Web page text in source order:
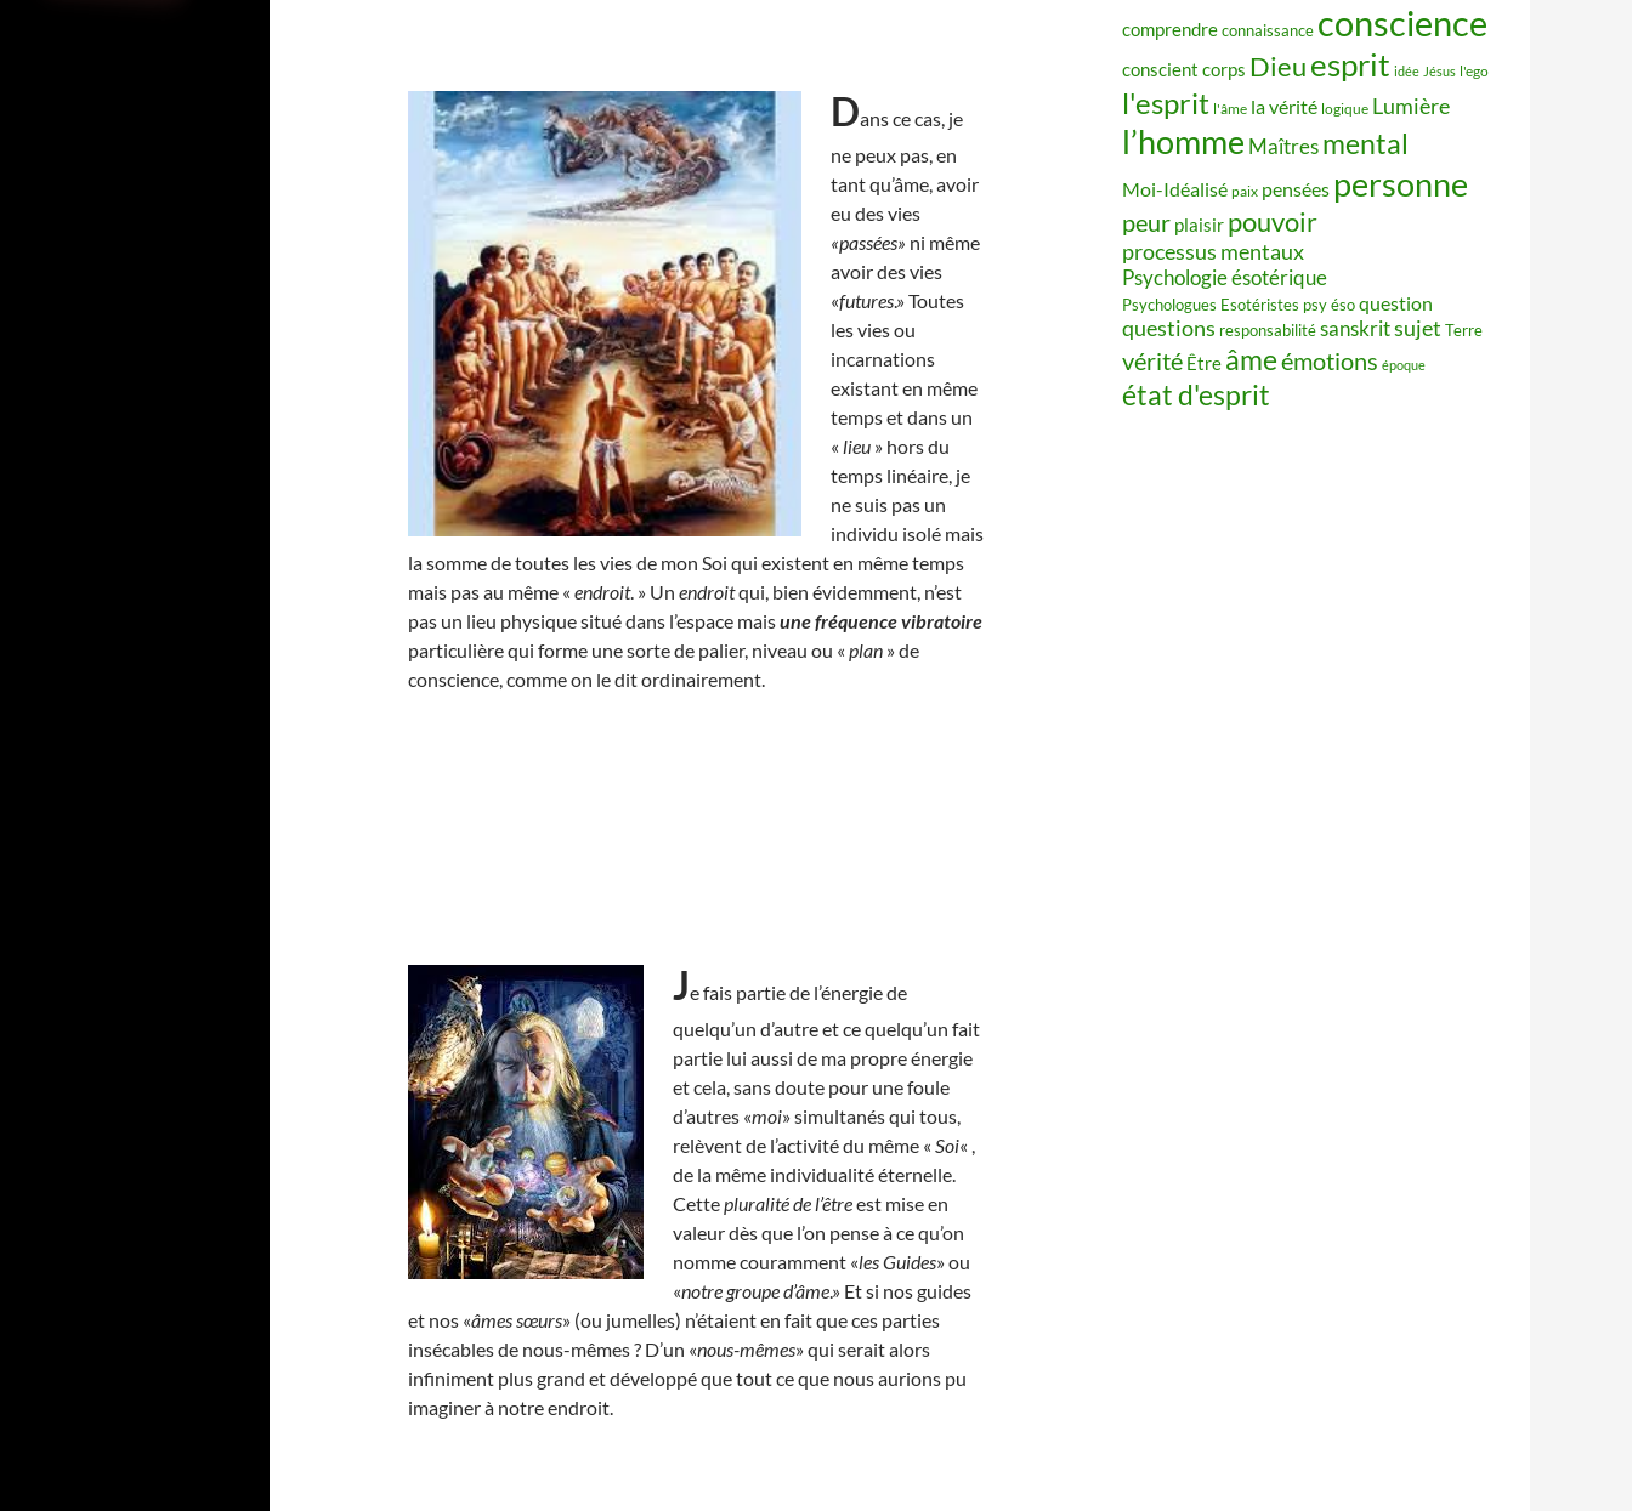
Dans ce cas, je
ne peux pas, en
tant qu’âme, avoir
eu des vies
«passées» ni même
avoir des vies
«futures.» Toutes
les vies ou
incarnations
existant en même
temps et dans un
« lieu » hors du
temps linéaire, je
ne suis pas un
individu isolé mais
la somme de toutes les vies de mon Soi qui existent en même temps
mais pas au même « endroit. » Un endroitqui, bien évidemment, n’est
pas un lieu physique situé dans l’espace maisune fréquence vibratoire
particulière qui forme une sorte de palier, niveau ou « plan » de
conscience, comme on le dit ordinairement.
Je fais partie de l’énergie de
quelqu’un d’autre et ce quelqu’un fait
partie lui aussi de ma propre énergie
et cela, sans doute pour une foule
d’autres «moi» simultanés qui tous,
relèvent de l’activité du même « Soi« ,
de la même individualité éternelle.
Cettepluralité de l’êtreest mise en
valeur dès que l’on pense à ce qu’on
nomme couramment «les Guides» ou
«notre groupe d’âme.» Et si nos guides
et nos «âmes sœurs» (ou jumelles) n’étaient en fait que ces parties
insécables de nous-mêmes ? D’un «nous-mêmes» qui serait alors
infiniment plus grand et développé que tout ce que nous aurions pu
imaginer à notre endroit.
comprendreconnaissance conscience
conscient corps Dieuesprit idée Jésus l'ego
l'esprit l'âme la vérité logique Lumière
l’homme Maîtres mental
Moi-Idéalisé paix pensées personne
peur plaisir pouvoir
processus mentaux
Psychologie ésotérique
Psychologues Esotéristes psy ésoquestion
questions responsabilitésanskritsujet Terre
vérité Être âmeémotions époque
état d'esprit